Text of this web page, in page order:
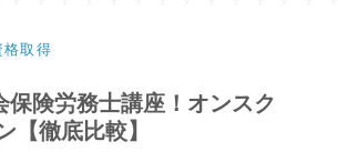
格取得
保険労務士講座！オンスク
【徹底比較】